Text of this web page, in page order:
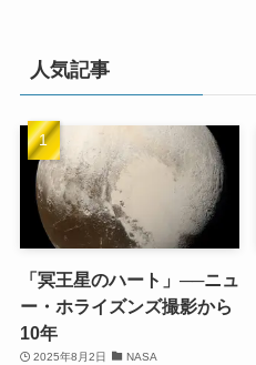
人気記事
「冥王星のハート」──ニュ
ー・ホライズンズ撮影から
10年
2025年8月2日 NASA